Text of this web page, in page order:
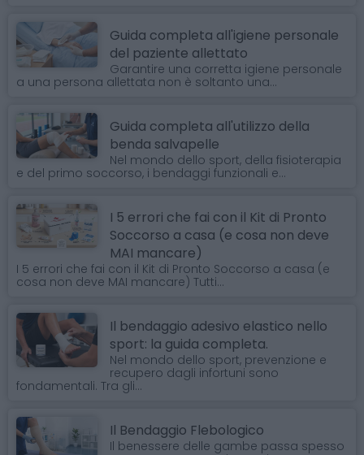
Guida completa all'igiene personale
del paziente allettato
Garantire una corretta igiene personale
a una persona allettata non è soltanto una...
Guida completa all'utilizzo della
benda salvapelle
Nel mondo dello sport, della fisioterapia
e del primo soccorso, i bendaggi funzionali e...
I 5 errori che fai con il Kit di Pronto
Soccorso a casa (e cosa non deve
MAI mancare)
I 5 errori che fai con il Kit di Pronto Soccorso a casa (e
cosa non deve MAI mancare) Tutti...
Il bendaggio adesivo elastico nello
sport: la guida completa.
Nel mondo dello sport, prevenzione e
recupero dagli infortuni sono
fondamentali. Tra gli...
Il Bendaggio Flebologico
Il benessere delle gambe passa spesso